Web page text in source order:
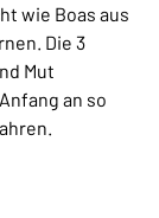
wie Boas aus
Die 3
Mut
an so